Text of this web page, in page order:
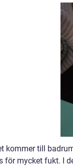
kommer till
för mycket fukt. I